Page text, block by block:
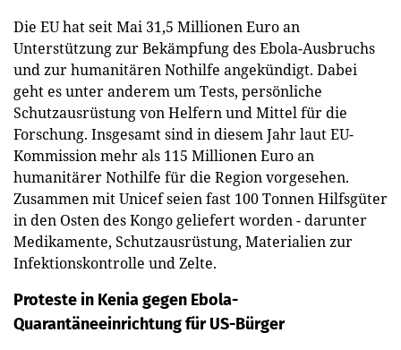
Die EU hat seit Mai 31,5 Millionen Euro an
Unterstützung zur Bekämpfung des Ebola-Ausbruchs
und zur humanitären Nothilfe angekündigt. Dabei
geht es unter anderem um Tests, persönliche
Schutzausrüstung von Helfern und Mittel für die
Forschung. Insgesamt sind in diesem Jahr laut EU-
Kommission mehr als 115 Millionen Euro an
humanitärer Nothilfe für die Region vorgesehen.
Zusammen mit Unicef seien fast 100 Tonnen Hilfsgüter
in den Osten des Kongo geliefert worden - darunter
Medikamente, Schutzausrüstung, Materialien zur
Infektionskontrolle und Zelte.
Proteste in Kenia gegen Ebola-
Quarantäneeinrichtung für US-Bürger